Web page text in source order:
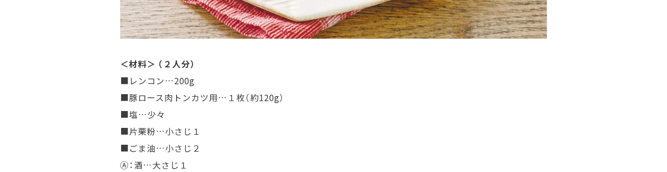
＜材料＞ （２人分）
■レンコン…200g
■豚ロース肉トンカツ用…１枚（約120g）
■塩…少々
■片栗粉…小さじ１
■ごま油…小さじ２
Ⓐ：酒…大さじ１